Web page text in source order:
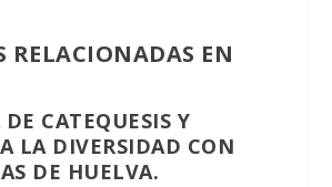
RELACIONADAS EN
CATEQUESIS Y
LA DIVERSIDAD CON
DE HUELVA.